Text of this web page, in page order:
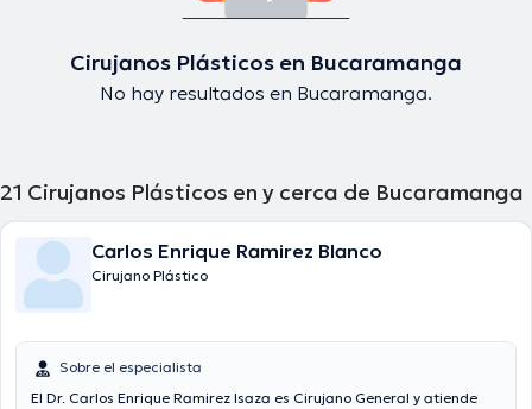
Cirujanos Plásticos en Bucaramanga
No hay resultados en Bucaramanga.
21 Cirujanos Plásticos en y cerca de Bucaramanga
Carlos Enrique Ramirez Blanco
Cirujano Plástico
Sobre el especialista
El Dr. Carlos Enrique Ramirez Isaza es Cirujano General y atiende